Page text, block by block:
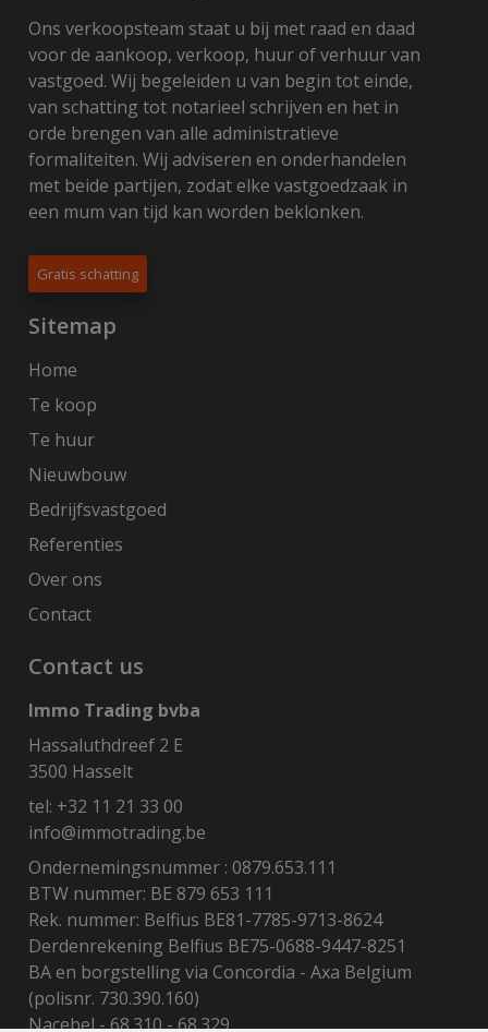
Ons verkoopsteam staat u bij met raad en daad
voor de aankoop, verkoop, huur of verhuur van
vastgoed. Wij begeleiden u van begin tot einde,
van schatting tot notarieel schrijven en het in
orde brengen van alle administratieve
formaliteiten. Wij adviseren en onderhandelen
met beide partijen, zodat elke vastgoedzaak in
een mum van tijd kan worden beklonken.
Gratis schatting
Sitemap
Home
Te koop
Te huur
Nieuwbouw
Bedrijfsvastgoed
Referenties
Over ons
Contact
Contact us
Immo Trading bvba
Hassaluthdreef 2 E
3500 Hasselt
tel: +32 11 21 33 00
info@immotrading.be
Ondernemingsnummer : 0879.653.111
BTW nummer: BE 879 653 111
Rek. nummer: Belfius BE81-7785-9713-8624
Derdenrekening Belfius BE75-0688-9447-8251
BA en borgstelling via Concordia - Axa Belgium
(polisnr. 730.390.160)
Nacebel - 68.310 - 68.329